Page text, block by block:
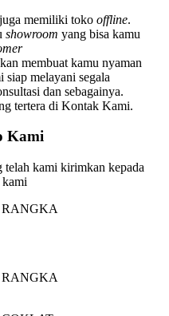
memiliki toko offline.
showroom yang bisa kamu
membuat kamu nyaman
melayani segala
dan sebagainya.
tertera di Kontak Kami.
Kami
kami kirimkan kepada
kami